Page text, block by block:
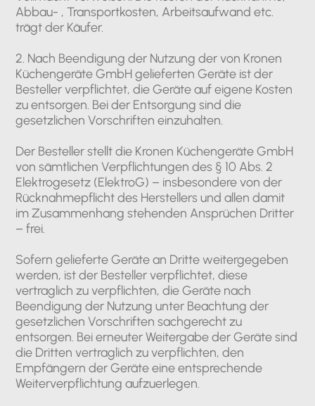
Abbau- , Transportkosten, Arbeitsaufwand etc.
trägt der Käufer.
2. Nach Beendigung der Nutzung der von Kronen
Küchengeräte GmbH gelieferten Geräte ist der
Besteller verpflichtet, die Geräte auf eigene Kosten
zu entsorgen. Bei der Entsorgung sind die
gesetzlichen Vorschriften einzuhalten.
Der Besteller stellt die Kronen Küchengeräte GmbH
von sämtlichen Verpflichtungen des § 10 Abs. 2
Elektrogesetz (ElektroG) – insbesondere von der
Rücknahmepflicht des Herstellers und allen damit
im Zusammenhang stehenden Ansprüchen Dritter
– frei.
Sofern gelieferte Geräte an Dritte weitergegeben
werden, ist der Besteller verpflichtet, diese
vertraglich zu verpflichten, die Geräte nach
Beendigung der Nutzung unter Beachtung der
gesetzlichen Vorschriften sachgerecht zu
entsorgen. Bei erneuter Weitergabe der Geräte sind
die Dritten vertraglich zu verpflichten, den
Empfängern der Geräte eine entsprechende
Weiterverpflichtung aufzuerlegen.